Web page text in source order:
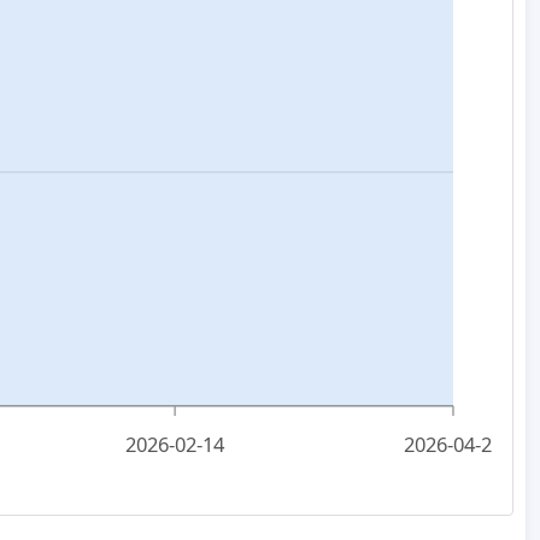
2026-02-14 2026-04-25